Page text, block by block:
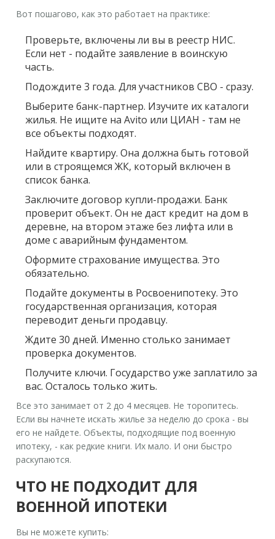
Вот пошагово, как это работает на практике:
Проверьте, включены ли вы в реестр НИС.
Если нет - подайте заявление в воинскую
часть.
Подождите 3 года. Для участников СВО - сразу.
Выберите банк-партнер. Изучите их каталоги
жилья. Не ищите на Avito или ЦИАН - там не
все объекты подходят.
Найдите квартиру. Она должна быть готовой
или в строящемся ЖК, который включен в
список банка.
Заключите договор купли-продажи. Банк
проверит объект. Он не даст кредит на дом в
деревне, на втором этаже без лифта или в
доме с аварийным фундаментом.
Оформите страхование имущества. Это
обязательно.
Подайте документы в Росвоенипотеку. Это
государственная организация, которая
переводит деньги продавцу.
Ждите 30 дней. Именно столько занимает
проверка документов.
Получите ключи. Государство уже заплатило за
вас. Осталось только жить.
Все это занимает от 2 до 4 месяцев. Не торопитесь.
Если вы начнете искать жилье за неделю до срока - вы
его не найдете. Объекты, подходящие под военную
ипотеку, - как редкие книги. Их мало. И они быстро
раскупаются.
ЧТО НЕ ПОДХОДИТ ДЛЯ
ВОЕННОЙ ИПОТЕКИ
Вы не можете купить: